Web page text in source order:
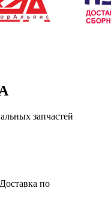
запчастей
по